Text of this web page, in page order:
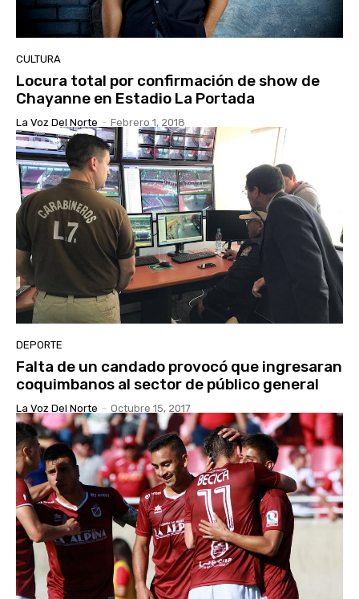
CULTURA
Locura total por confirmación de show de
Chayanne en Estadio La Portada
La Voz Del Norte - Febrero 1, 2018
DEPORTE
Falta de un candado provocó que ingresaran
coquimbanos al sector de público general
La Voz Del Norte - Octubre 15, 2017